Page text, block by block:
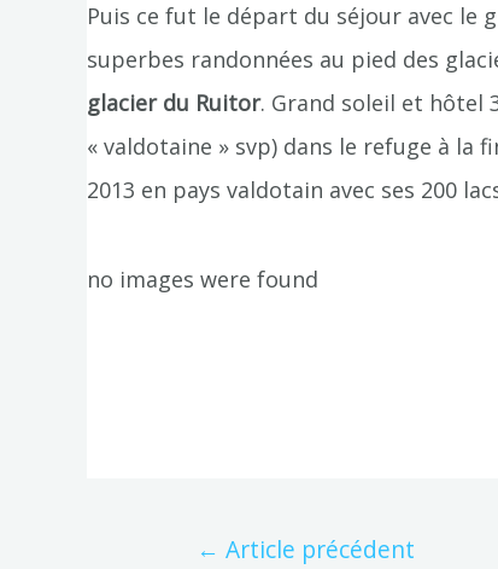
Puis ce fut le départ du séjour avec le
superbes randonnées au pied des
glacier du Ruitor. Grand soleil et hôtel
« valdotaine » svp) dans le refuge à la
2013 en pays valdotain avec ses 200
no images were found
← Article précédent